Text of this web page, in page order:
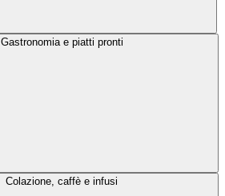
Gastronomia e piatti pronti
Colazione, caffè e infusi